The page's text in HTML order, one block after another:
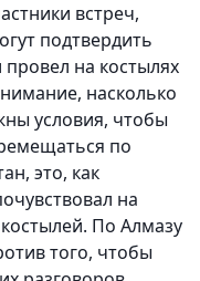
встреч,
подтвердить
провел на костылях
насколько
условия, чтобы
по
это, как
на
По Алмазу
того, чтобы